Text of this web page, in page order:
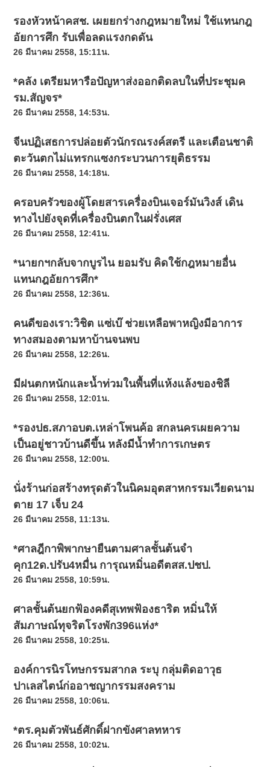
รองหัวหน้าคสช. เผยยกร่างกฎหมายใหม่ ใช้แทนกฎ
อัยการศึก รับเพื่อลดแรงกดดัน
26 มีนาคม 2558, 15:11น.
*คลัง เตรียมหารือปัญหาส่งออกติดลบในที่ประชุมค
รม.สัญจร*
26 มีนาคม 2558, 14:53น.
จีนปฏิเสธการปล่อยตัวนักรณรงค์สตรี และเตือนชาติ
ตะวันตกไม่แทรกแซงกระบวนการยุติธรรม
26 มีนาคม 2558, 14:18น.
ครอบครัวของผู้โดยสารเครื่องบินเจอร์มันวิงส์ เดิน
ทางไปยังจุดที่เครื่องบินตกในฝรั่งเศส
26 มีนาคม 2558, 12:41น.
*นายกฯกลับจากบูรไน ยอมรับ คิดใช้กฎหมายอื่น
แทนกฎอัยการศึก*
26 มีนาคม 2558, 12:36น.
คนดีของเรา:วิชิต แซ่เบ๊ ช่วยเหลือพาหญิงมีอาการ
ทางสมองตามหาบ้านจนพบ
26 มีนาคม 2558, 12:26น.
มีฝนตกหนักและน้ำท่วมในพื้นที่แห้งแล้งของชิลี
26 มีนาคม 2558, 12:01น.
*รองปธ.สภาอบต.เหล่าโพนค้อ สกลนครเผยความ
เป็นอยู่ชาวบ้านดีขึ้น หลังมีน้ำทำการเกษตร
26 มีนาคม 2558, 12:00น.
นั่งร้านก่อสร้างทรุดตัวในนิคมอุตสาหกรรมเวียดนาม
ตาย 17 เจ็บ 24
26 มีนาคม 2558, 11:13น.
*ศาลฎีกาพิพากษายืนตามศาลชั้นต้นจำ
คุก12ด.ปรับ4หมื่น การุณหมิ่นอดีตสส.ปชป.
26 มีนาคม 2558, 10:59น.
ศาลชั้นต้นยกฟ้องคดีสุเทพฟ้องธาริต หมิ่นให้
สัมภาษณ์ทุจริตโรงพัก396แห่ง*
26 มีนาคม 2558, 10:25น.
องค์การนิรโทษกรรมสากล ระบุ กลุ่มติดอาวุธ
ปาเลสไตน์ก่ออาชญากรรมสงคราม
26 มีนาคม 2558, 10:06น.
*ตร.คุมตัวพันธ์ศักดิ์ฝากขังศาลทหาร
26 มีนาคม 2558, 10:02น.